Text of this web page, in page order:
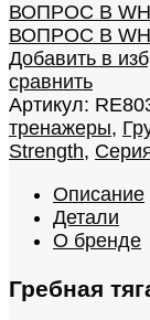
ВОПРОС В
ВОПРОС В
Добавить в
сравнить
Артикул:
тренажеры,
Strength,
Описание
Детали
О бренде
Гребная